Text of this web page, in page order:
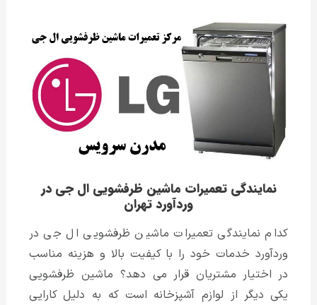
نمایندگی تعمیرات ماشین ظرفشویی ال جی در
وردآورد تهران
کدام نمایندگی تعمیرات ماشین ظرفشویی ال جی در
وردآورد خدمات خود را با کیفیت بالا و هزینه مناسب
در اختیار مشتریان قرار می دهد؟ ماشین ظرفشویی
یکی دیگر از لوازم آشپزخانه است که به دلیل کارایی